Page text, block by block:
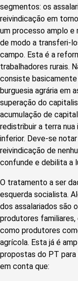
segmentos: os
reivindicação em
um processo amplo e
de modo a transferi-
campo. Esta é a
trabalhadores rurais.
consiste
burguesia agrária em
superação do
acumulação de
redistribuir a terra
inferior. Deve-se
reivindicação de
confunde e debilita a
O tratamento a ser
esquerda socialista.
dos assalariados são
produtores familiares,
como produtores
agrícola. Esta já é
propostas do PT
em conta que: